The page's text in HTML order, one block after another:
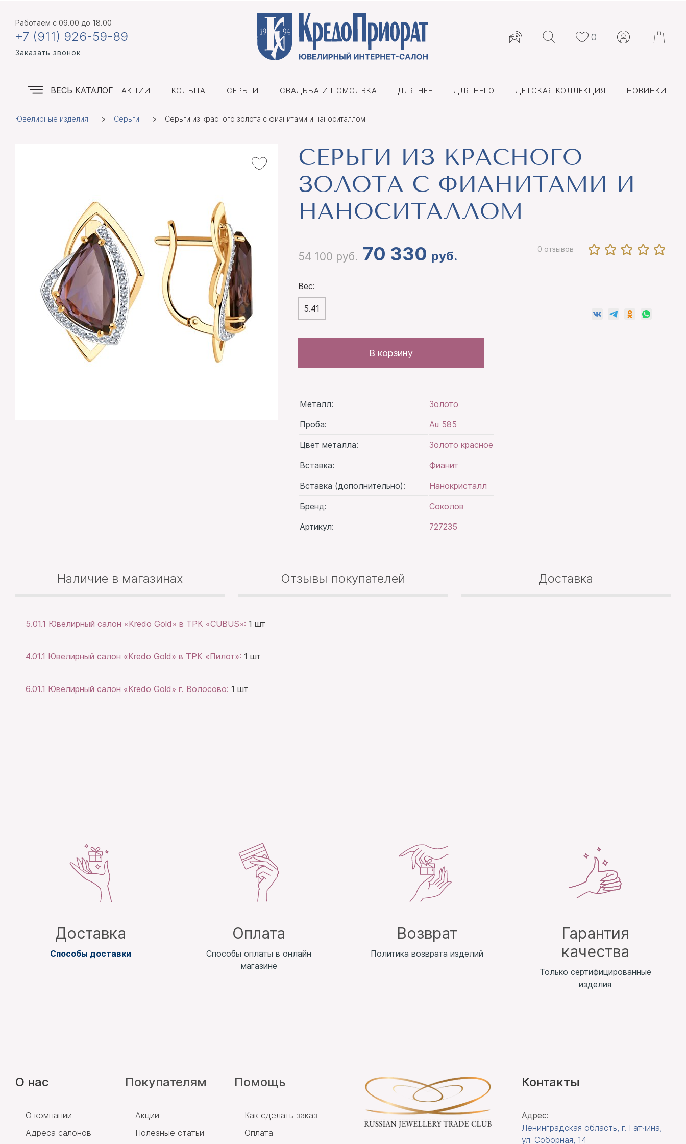
Работаем с 09.00 до 18.00
+7 (911) 926-59-89
Заказать звонок
0
ВЕСЬ КАТАЛОГ АКЦИИ КОЛЬЦА СЕРЬГИ СВАДЬБА И ПОМОЛВКА ДЛЯ НЕЕ ДЛЯ НЕГО ДЕТСКАЯ КОЛЛЕКЦИЯ НОВИНКИ
Ювелирные изделия Серьги Серьги из красного золота с фианитами и наноситаллом
СЕРЬГИ ИЗ КРАСНОГО
ЗОЛОТА С ФИАНИТАМИ И
НАНОСИТАЛЛОМ
54 100 руб. 70 330 руб. 0 отзывов
Вес:
5.41
В корзину
Металл:
Золото
Проба:
Au 585
Цвет металла:
Золото красное
Вставка:
Фианит
Вставка (дополнительно):
Нанокристалл
Бренд:
Соколов
Артикул:
727235
Наличие в магазинах Отзывы покупателей Доставка
5.01.1 Ювелирный салон «Kredo Gold» в ТРК «CUBUS»: 1 шт
4.01.1 Ювелирный салон «Kredo Gold» в ТРК «Пилот»: 1 шт
6.01.1 Ювелирный салон «Kredo Gold» г. Волосово: 1 шт
Доставка
Способы доставки
Оплата
Способы оплаты в онлайн
магазине
Возврат
Политика возврата изделий
Гарантия
качества
Только сертифицированные
изделия
О нас
О компании
Адреса салонов
Покупателям
Акции
Полезные статьи
Помощь
Как сделать заказ
Оплата
Контакты
Адрес:
Ленинградская область, г. Гатчина,
ул. Соборная, 14